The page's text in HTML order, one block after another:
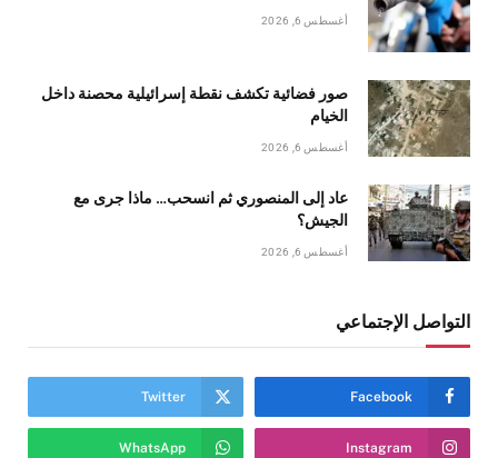
أغسطس 6, 2026
صور فضائية تكشف نقطة إسرائيلية محصنة داخل
الخيام
أغسطس 6, 2026
عاد إلى المنصوري ثم انسحب… ماذا جرى مع
الجيش؟
أغسطس 6, 2026
التواصل الإجتماعي
Facebook
Twitter
Instagram
WhatsApp